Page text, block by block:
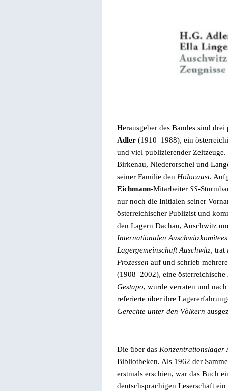
Herausgeber des Bandes sind
Adler (1910–1988), ein
und viel publizierender Zeitzeuge.
Birkenau, Niederorschel und
seiner Familie den Holocaust.
Eichmann-Mitarbeiter SS-
nur noch die Initialen seiner
österreichischer Publizist und
den Lagern Dachau, Auschwitz
Internationalen Auschwitzkomitees
Lagergemeinschaft Auschwitz, trat
Prozessen auf und schrieb
(1908–2002), eine
Gestapo, wurde verraten und
referierte über ihre
Gerechte unter den Völkern
Die über das Konzentrationslager
Bibliotheken. Als 1962 der
erstmals erschien, war das Buch
deutschsprachigen Leserschaft